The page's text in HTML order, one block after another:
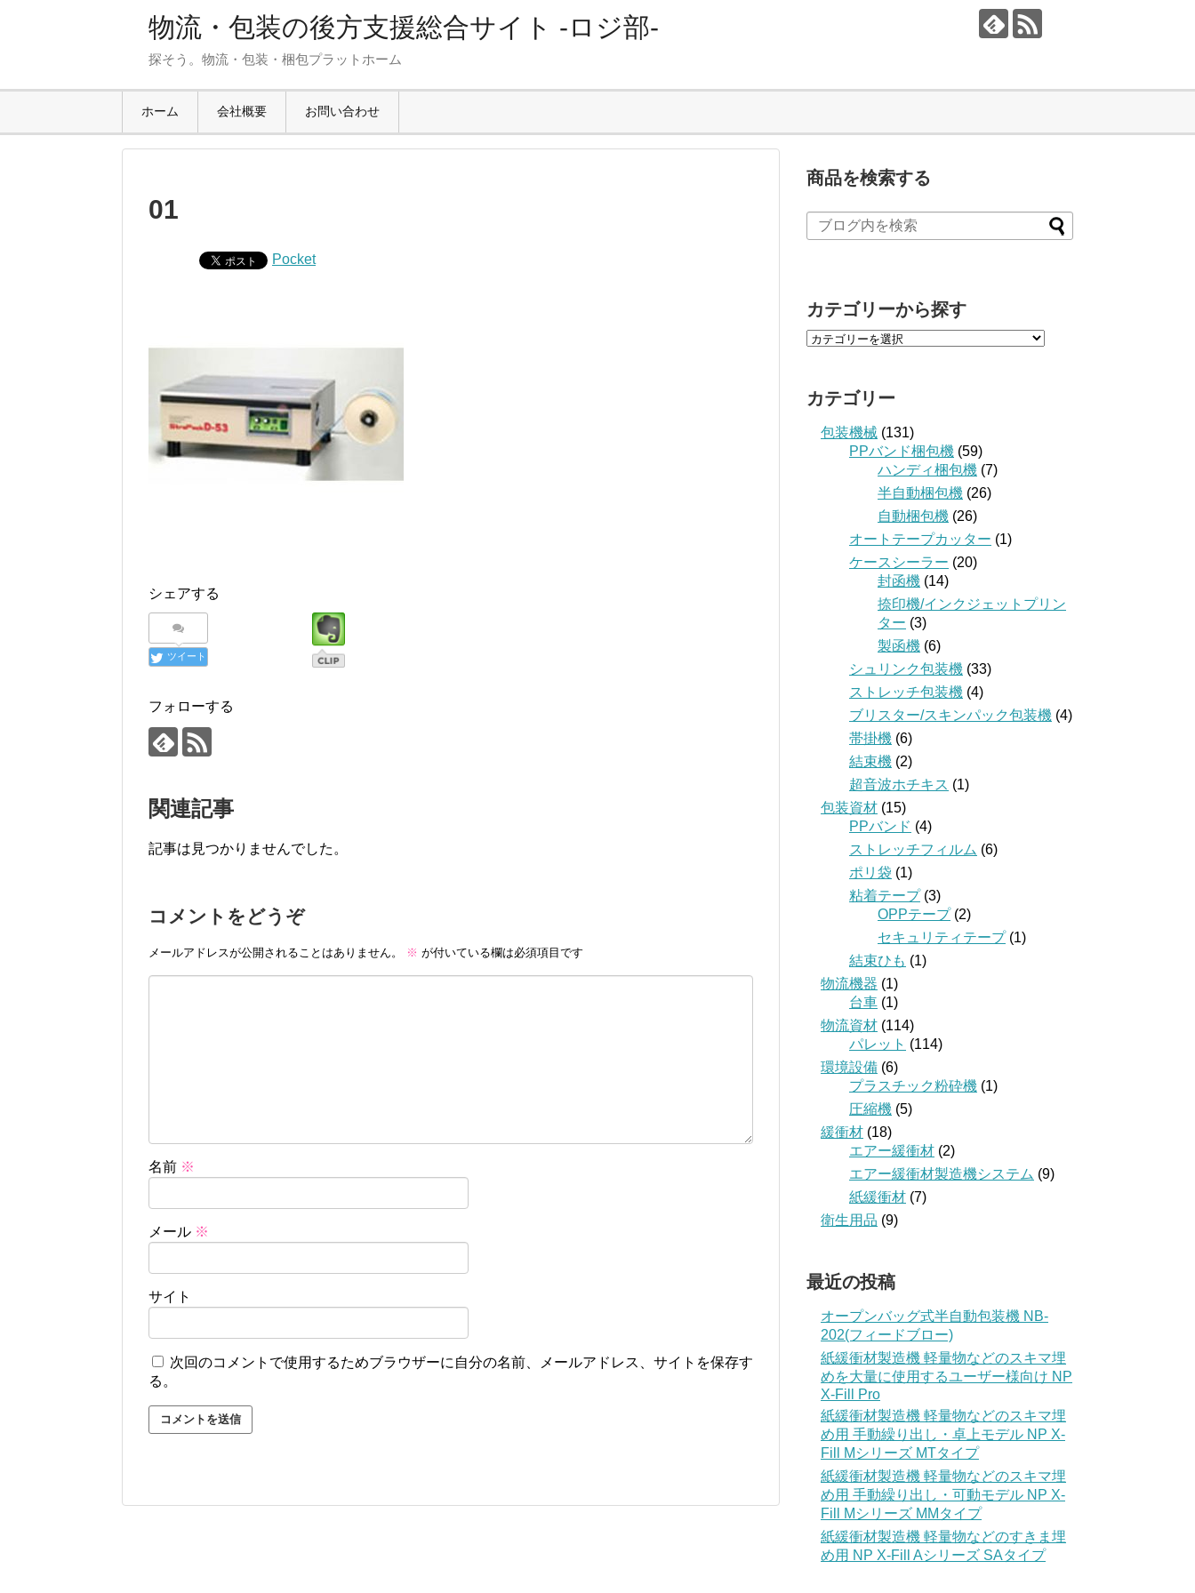
物流・包装の後方支援総合サイト -ロジ部-
探そう。物流・包装・梱包プラットホーム
ホーム 会社概要 お問い合わせ
01
Pocket
シェアする
ツイート
フォローする
関連記事
記事は見つかりませんでした。
コメントをどうぞ
メールアドレスが公開されることはありません。 ※ が付いている欄は必須項目です
名前 ※
メール ※
サイト
次回のコメントで使用するためブラウザーに自分の名前、メールアドレス、サイトを保存す
る。
商品を検索する
カテゴリーから探す
カテゴリー
包装機械 (131)
PPバンド梱包機 (59)
ハンディ梱包機 (7)
半自動梱包機 (26)
自動梱包機 (26)
オートテープカッター (1)
ケースシーラー (20)
封函機 (14)
捺印機/インクジェットプリン
ター (3)
製函機 (6)
シュリンク包装機 (33)
ストレッチ包装機 (4)
ブリスター/スキンパック包装機 (4)
帯掛機 (6)
結束機 (2)
超音波ホチキス (1)
包装資材 (15)
PPバンド (4)
ストレッチフィルム (6)
ポリ袋 (1)
粘着テープ(3)
OPPテープ(2)
セキュリティテープ(1)
結束ひも (1)
物流機器 (1)
台車 (1)
物流資材 (114)
パレット (114)
環境設備 (6)
プラスチック粉砕機 (1)
圧縮機 (5)
緩衝材 (18)
エアー緩衝材 (2)
エアー緩衝材製造機システム (9)
紙緩衝材 (7)
衛生用品 (9)
最近の投稿
オープンバッグ式半自動包装機 NB-
202(フィードブロー)
紙緩衝材製造機 軽量物などのスキマ埋
めを大量に使用するユーザー様向け NP
X-Fill Pro
紙緩衝材製造機 軽量物などのスキマ埋
め用 手動繰り出し・卓上モデル NP X-
Fill Mシリーズ MTタイプ
紙緩衝材製造機 軽量物などのスキマ埋
め用 手動繰り出し・可動モデル NP X-
Fill Mシリーズ MMタイプ
紙緩衝材製造機 軽量物などのすきま埋
め用 NP X-Fill Aシリーズ SAタイプ